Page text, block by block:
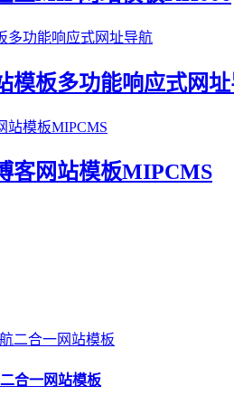
模板多功能响应式网
客网站模板MIPCMS
合一网站模板